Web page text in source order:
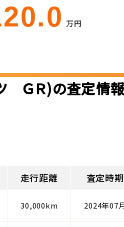
万円
ＧＲ)の査定情報
走行距離 査定時期
30,000km 2024年07